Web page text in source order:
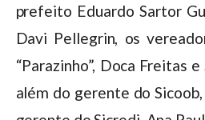
prefeito Eduardo Sartor
Davi Pellegrin, os
“Parazinho”, Doca Freitas
além do gerente do